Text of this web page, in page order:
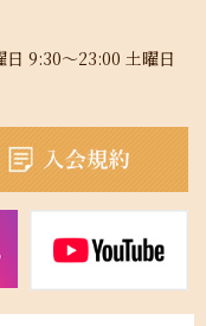
9:30～23:00 土曜日